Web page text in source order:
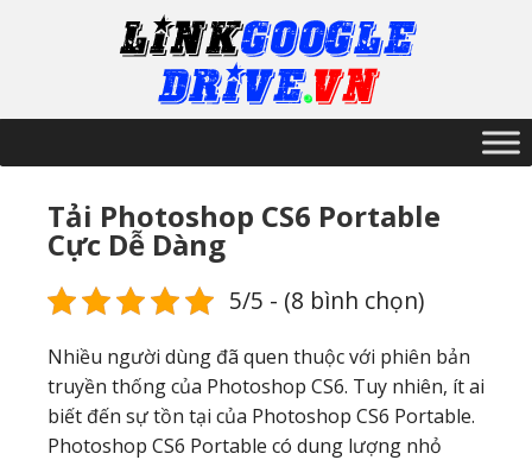
Tải Photoshop CS6 Portable
Cực Dễ Dàng
5/5 - (8 bình chọn)
Nhiều người dùng đã quen thuộc với phiên bản
truyền thống của Photoshop CS6. Tuy nhiên, ít ai
biết đến sự tồn tại của Photoshop CS6 Portable.
Photoshop CS6 Portable có dung lượng nhỏ